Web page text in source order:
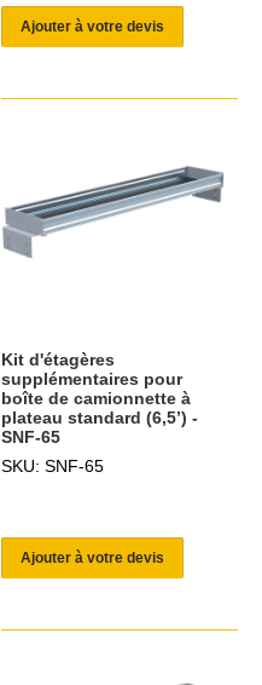
Ajouter à votre devis
Kit d'étagères
supplémentaires pour
boîte de camionnette à
plateau standard (6,5’) -
SNF-65
SKU: SNF-65
Ajouter à votre devis